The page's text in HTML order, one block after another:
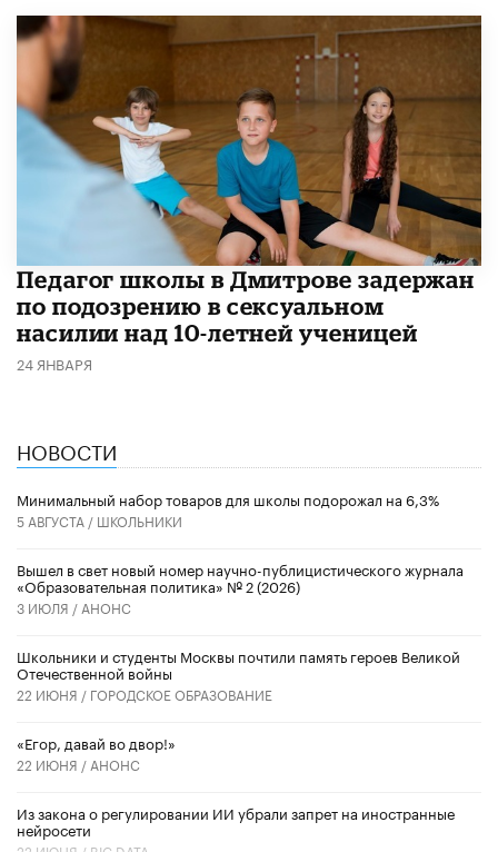
Педагог школы в Дмитрове задержан
по подозрению в сексуальном
насилии над 10-летней ученицей
24 ЯНВАРЯ
НОВОСТИ
Минимальный набор товаров для школы подорожал на 6,3%
5 АВГУСТА / ШКОЛЬНИКИ
Вышел в свет новый номер научно-публицистического журнала
«Образовательная политика» № 2 (2026)
3 ИЮЛЯ / АНОНС
Школьники и студенты Москвы почтили память героев Великой
Отечественной войны
22 ИЮНЯ / ГОРОДСКОЕ ОБРАЗОВАНИЕ
«Егор, давай во двор!»
22 ИЮНЯ / АНОНС
Из закона о регулировании ИИ убрали запрет на иностранные
нейросети